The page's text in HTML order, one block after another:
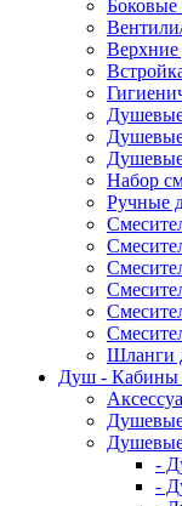
Боковые
Набор
Ручные
Шланги
Душ - Кабины
-
-